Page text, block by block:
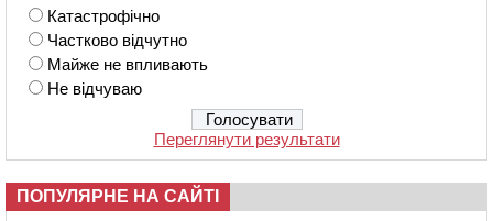
Катастрофічно
Частково відчутно
Майже не впливають
Не відчуваю
Переглянути результати
ПОПУЛЯРНЕ НА САЙТІ